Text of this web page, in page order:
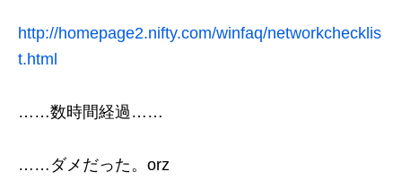
http://homepage2.nifty.com/winfaq/networkchecklis
t.html
……数時間経過……
……ダメだった。orz